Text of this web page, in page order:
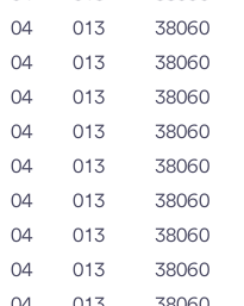
04 013
38060
04 013
38060
04 013
38060
04 013
38060
04 013
38060
04 013
38060
04 013
38060
04 013
38060